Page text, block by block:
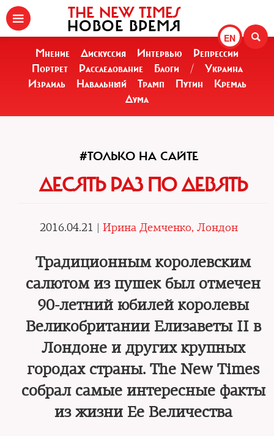
EN
THE NEW TIMES
НОВОЕ ВРЕМЯ
Мнение Дискуссия Интервью
Репрессии
Портрет
Расследование Блоги /
Украина
Израиль
Навальный Трамп Путин
Кремль
Дума
#ТОЛЬКО НА САЙТЕ
ДЕСЯТЬ РАЗ ПО ДЕВЯТЬ
2016.04.21 | Ирина Демченко, Лондон
Традиционным королевским
салютом из пушек был отмечен
90-летний юбилей королевы
Великобритании Елизаветы II в
Лондоне и других крупных
городах страны. The New Times
собрал самые интересные факты
из жизни Ее Величества